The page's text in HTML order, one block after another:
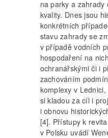
na parky a
kvality. Dnes jsou
konkrétních
stavu zahrady se
v případě vodních
hospodaření na
ochranářskými či i
zachováním
komplexy v
si kladou za cíl i
i obnovu
[4]. Přístupy k
v Polsku uvádí